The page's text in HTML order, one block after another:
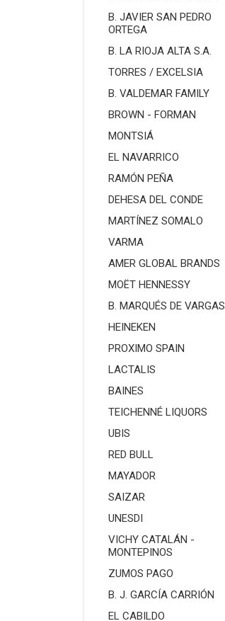
B. JAVIER SAN PEDRO
ORTEGA
B. LA RIOJA ALTA S.A.
TORRES / EXCELSIA
B. VALDEMAR FAMILY
BROWN - FORMAN
MONTSIÁ
EL NAVARRICO
RAMÓN PEÑA
DEHESA DEL CONDE
MARTÍNEZ SOMALO
VARMA
AMER GLOBAL BRANDS
MOËT HENNESSY
B. MARQUÉS DE VARGAS
HEINEKEN
PROXIMO SPAIN
LACTALIS
BAINES
TEICHENNÉ LIQUORS
UBIS
RED BULL
MAYADOR
SAIZAR
UNESDI
VICHY CATALÁN -
MONTEPINOS
ZUMOS PAGO
B. J. GARCÍA CARRIÓN
EL CABILDO